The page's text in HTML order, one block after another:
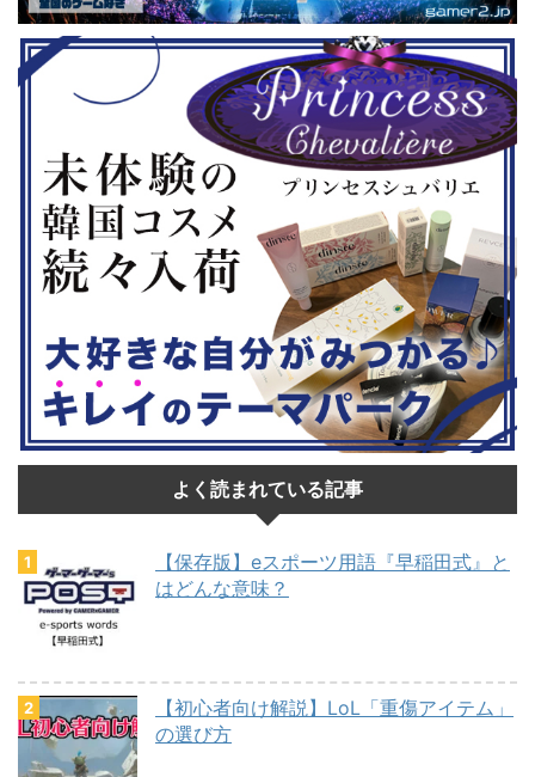
ホラーゲー
『鉄拳8
場しますよ。 この記事のポイント ・
大会参加者は60歳以上 ・3地区で予
選あり。予選は8月24日、25日と9月
22日。本戦は9月22日（事前エ ...
登場！『龍
リロード』
は、
ンドーeショ
...
よく読まれている記事
【保存版】eスポーツ用語『早稲田式』と
はどんな意味？
【初心者向け解説】LoL「重傷アイテム」
の選び方